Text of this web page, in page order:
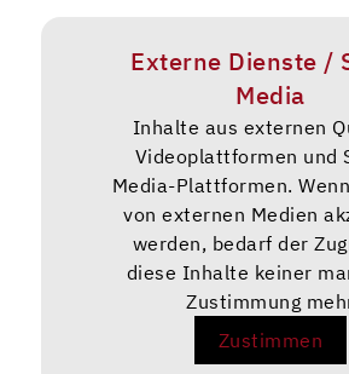
Externe Dienste /
Media
Inhalte aus externen
Videoplattformen und
Media-Plattformen.
von externen Medien
werden, bedarf der
diese Inhalte keiner
Zustimmung
Zustimmen